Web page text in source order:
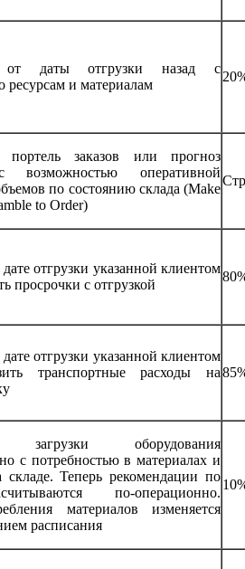
от даты отгрузки назад с
ресурсам и материалам
портель заказов или прогноз
возможностью оперативной
по состоянию склада (Make
to Order)
отгрузки указанной клиентом
просрочки с отгрузкой
отгрузки указанной клиентом
транспортные расходы на
загрузки оборудования
с потребностью в материалах и
Теперь рекомендации по
по-операционно.
материалов изменяется
расписания